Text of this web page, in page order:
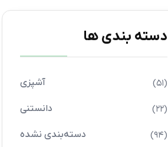
دسته بندی ها
آشپزی (51)
دانستنی (22)
دسته‌بندی نشده (94)